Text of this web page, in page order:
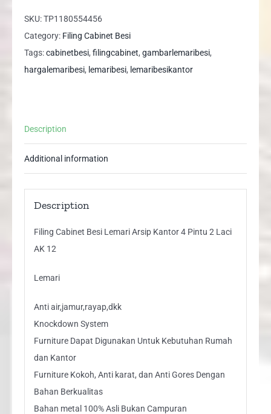
Lemari
Arsip
Kantor
4
AK
SKU:TP1180554456
Category: Filing Cabinet Besi
Tags:cabinetbesi, filingcabinet, gambarlemaribesi,
hargalemaribesi, lemaribesi, lemaribesikantor
Description
Additional information
Description
Filing Cabinet Besi Lemari Arsip Kantor 4 Pintu 2 Laci
AK 12
Lemari
Anti air,jamur,rayap,dkk
Knockdown System
Furniture Dapat Digunakan Untuk Kebutuhan Rumah
dan Kantor
Furniture Kokoh, Anti karat, dan Anti Gores Dengan
Bahan Berkualitas
Bahan metal 100% Asli Bukan Campuran